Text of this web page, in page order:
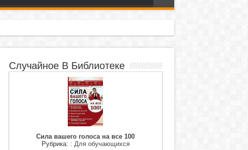
Случайное В Библиотеке
Сила вашего голоса на все 100
Рубрика: : Для обучающихся